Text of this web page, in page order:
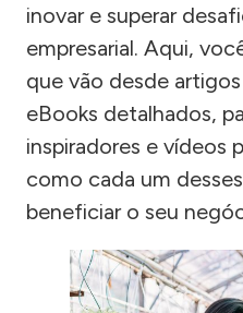
inovar e superar
empresarial. Aqui,
que vão desde
eBooks detalhados,
inspiradores e vídeos
como cada um
beneficiar o seu